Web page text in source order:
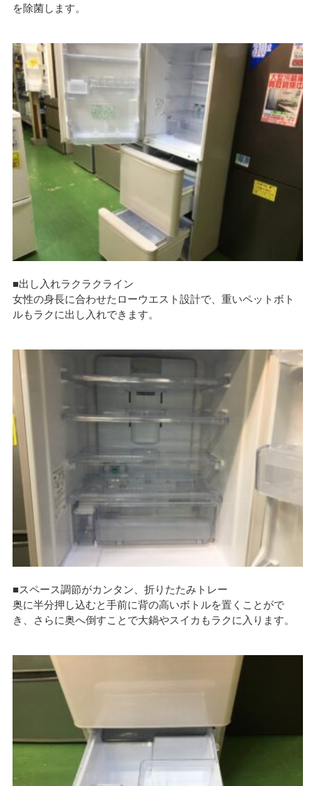
を除菌します。
■出し入れラクラクライン
女性の身長に合わせたローウエスト設計で、重いペットボト
ルもラクに出し入れできます。
■スペース調節がカンタン、折りたたみトレー
奥に半分押し込むと手前に背の高いボトルを置くことがで
き、さらに奥へ倒すことで大鍋やスイカもラクに入ります。